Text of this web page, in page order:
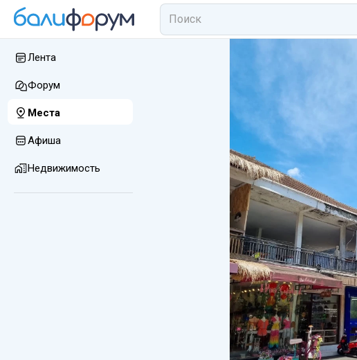
Лента
Форум
Места
Афиша
Недвижимость